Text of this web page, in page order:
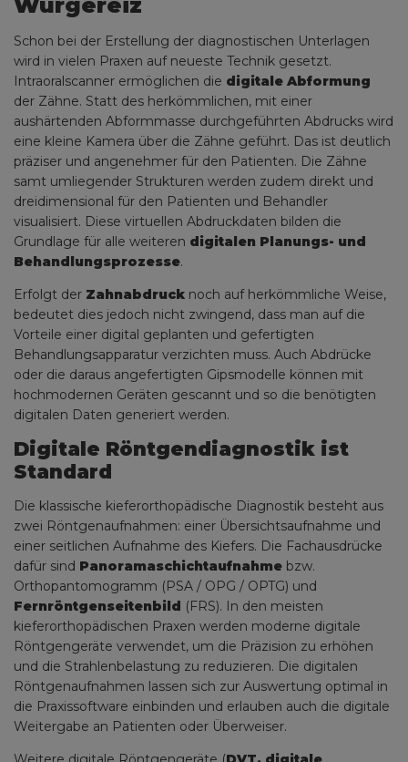
Schon bei der Erstellung der diagnostischen Unterlagen
wird in vielen Praxen auf neueste Technik gesetzt.
Intraoralscanner ermöglichen die digitale Abformung
der Zähne. Statt des herkömmlichen, mit einer
aushärtenden Abformmasse durchgeführten Abdrucks wird
eine kleine Kamera über die Zähne geführt. Das ist deutlich
präziser und angenehmer für den Patienten. Die Zähne
samt umliegender Strukturen werden zudem direkt und
dreidimensional für den Patienten und Behandler
visualisiert. Diese virtuellen Abdruckdaten bilden die
Grundlage für alle weiteren digitalen Planungs- und
Behandlungsprozesse.
Erfolgt der Zahnabdruck noch auf herkömmliche Weise,
bedeutet dies jedoch nicht zwingend, dass man auf die
Vorteile einer digital geplanten und gefertigten
Behandlungsapparatur verzichten muss. Auch Abdrücke
oder die daraus angefertigten Gipsmodelle können mit
hochmodernen Geräten gescannt und so die benötigten
digitalen Daten generiert werden.
Digitale Röntgendiagnostik ist
Standard
Die klassische kieferorthopädische Diagnostik besteht aus
zwei Röntgenaufnahmen: einer Übersichtsaufnahme und
einer seitlichen Aufnahme des Kiefers. Die Fachausdrücke
dafür sind Panoramaschichtaufnahme bzw.
Orthopantomogramm (PSA / OPG / OPTG) und
Fernröntgenseitenbild (FRS). In den meisten
kieferorthopädischen Praxen werden moderne digitale
Röntgengeräte verwendet, um die Präzision zu erhöhen
und die Strahlenbelastung zu reduzieren. Die digitalen
Röntgenaufnahmen lassen sich zur Auswertung optimal in
die Praxissoftware einbinden und erlauben auch die digitale
Weitergabe an Patienten oder Überweiser.